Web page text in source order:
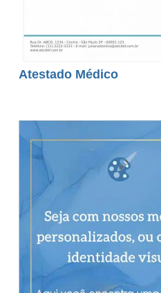
Atestado Médico